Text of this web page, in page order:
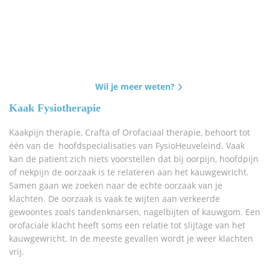
Wil je meer weten?
Kaak Fysiotherapie
Kaakpijn therapie, Crafta of Orofaciaal therapie, behoort tot
één van de hoofdspecialisaties van FysioHeuveleind. Vaak
kan de patient zich niets voorstellen dat bij oorpijn, hoofdpijn
of nekpijn de oorzaak is te relateren aan het kauwgewricht.
Samen gaan we zoeken naar de echte oorzaak van je
klachten. De oorzaak is vaak te wijten aan verkeerde
gewoontes zoals tandenknarsen, nagelbijten of kauwgom. Een
orofaciale klacht heeft soms een relatie tot slijtage van het
kauwgewricht. In de meeste gevallen wordt je weer klachten
vrij.